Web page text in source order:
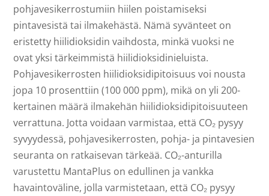
pohjavesikerrostumiin hiilen poistamiseksi
pintavesistä tai ilmakehästä. Nämä syvänteet on
eristetty hiilidioksidin vaihdosta, minkä vuoksi ne
ovat yksi tärkeimmistä hiilidioksidinieluista.
Pohjavesikerrosten hiilidioksidipitoisuus voi nousta
jopa 10 prosenttiin (100 000 ppm), mikä on yli 200-
kertainen määrä ilmakehän hiilidioksidipitoisuuteen
verrattuna. Jotta voidaan varmistaa, että CO₂ pysyy
syvyydessä, pohjavesikerrosten, pohja- ja pintavesien
seuranta on ratkaisevan tärkeää. CO₂-anturilla
varustettu MantaPlus on edullinen ja vankka
havaintoväline, jolla varmistetaan, että CO₂ pysyy